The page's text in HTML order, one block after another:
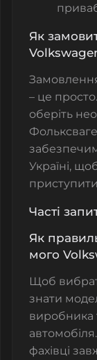
Як
– це
оберіть
Україні,
Часті
Як
мого
Щоб
знати
виробника
фахівці